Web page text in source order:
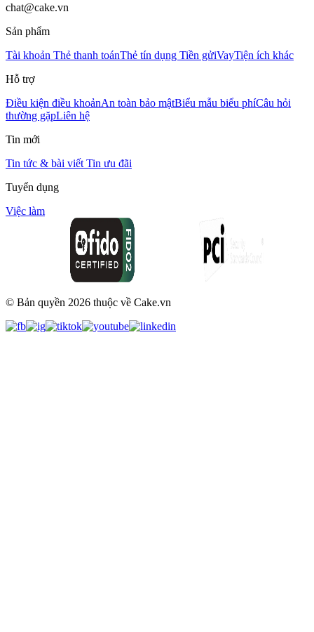
chat@cake.vn
Sản phẩm
Tài khoản Thẻ thanh toánThẻ tín dụng Tiền gửiVayTiện ích khác
Hỗ trợ
Điều kiện điều khoảnAn toàn bảo mậtBiểu mẫu biểu phíCâu hỏi
thường gặpLiên hệ
Tin mới
Tin tức & bài viết Tin ưu đãi
Tuyển dụng
Việc làm
© Bản quyền 2026 thuộc về Cake.vn